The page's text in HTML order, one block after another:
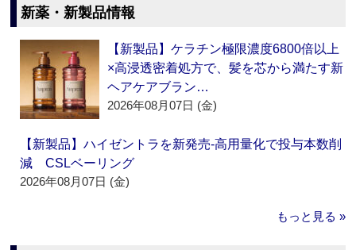
新薬・新製品情報
【新製品】ケラチン極限濃度6800倍以上
×高浸透密着処方で、髪を芯から満たす新
ヘアケアブラン…
2026年08月07日 (金)
【新製品】ハイゼントラを新発売‐高用量化で投与本数削
減 CSLベーリング
2026年08月07日 (金)
もっと見る »